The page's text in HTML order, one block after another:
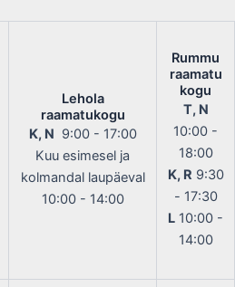
Lehola
raamatukogu
K, N 9:00 - 17:00
Kuu esimesel ja
kolmandal laupäeval
10:00 - 14:00
Rummu
raamatu
kogu
T, N
10:00 -
18:00
K, R 9:30
- 17:30
L 10:00 -
14:00